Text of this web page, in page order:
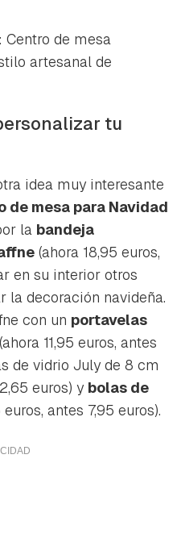
: Centro de mesa
artesanal de
tu
idea muy interesante
de mesa para Navidad
la bandeja
(ahora 18,95 euros,
en su interior otros
la decoración navideña.
con un portavelas
11,95 euros, antes
de vidrio July de 8 cm
euros) y bolas de
antes 7,95 euros).